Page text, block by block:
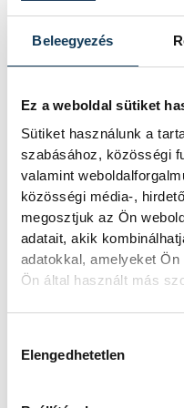
Beleegyezés
Ez a weboldal sütiket
Sütiket használunk a
szabásához, közösségi
valamint
közösségi média-,
megosztjuk az Ön
adatait, akik
adatokkal, amelyeket
Ön által használt más
Elengedhetetlen
erők leszerelt
Oroszországban
közelmúltban
vannak jelen,
országában is. Ott
harcokban,
Afrikában,
orosz állam
szó fegyveres
aranybányák